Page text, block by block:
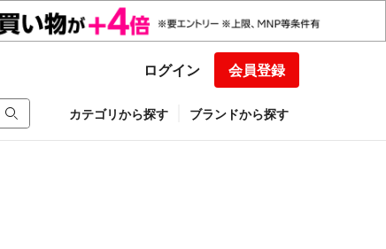
ログイン 会員登録
カテゴリから探す ブランドから探す